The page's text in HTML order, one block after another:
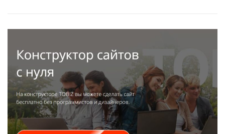
СТАТЬИ